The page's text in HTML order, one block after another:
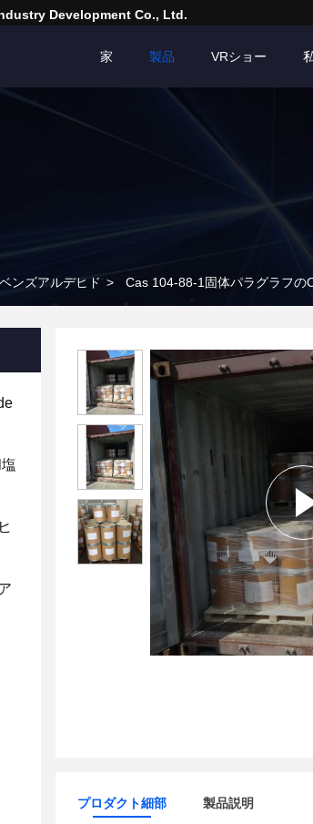
Development Co., Ltd.
家 製品 VRショー
ンズアルデヒド > Cas 104-88-1固体パラグラフの
プロダクト細部 製品説明